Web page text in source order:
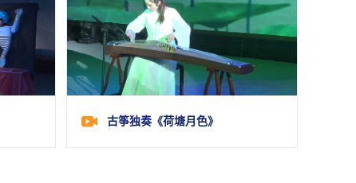
古筝独奏《荷塘月色》